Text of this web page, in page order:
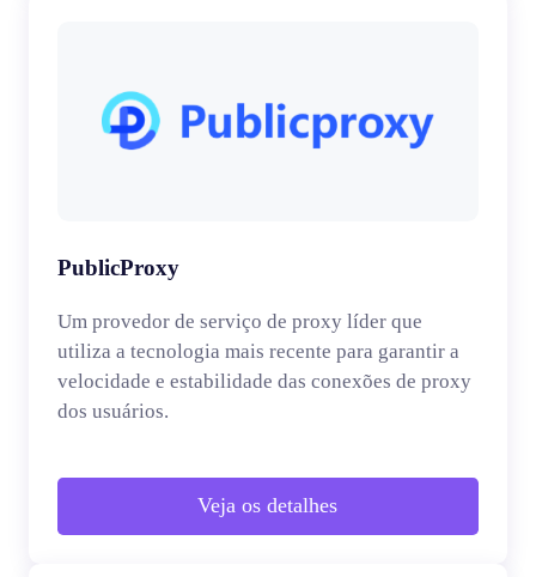
PublicProxy
Um provedor de serviço de proxy líder que
utiliza a tecnologia mais recente para garantir a
velocidade e estabilidade das conexões de proxy
dos usuários.
Veja os detalhes